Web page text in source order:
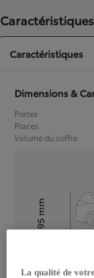
Caractéristiques
Caractéristiques
Dimensions &
Portes
Places
Volume du coffre
Hauteur
1 595
mm
La qualité de